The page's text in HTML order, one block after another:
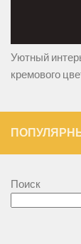
Уютный
кремового
Поиск